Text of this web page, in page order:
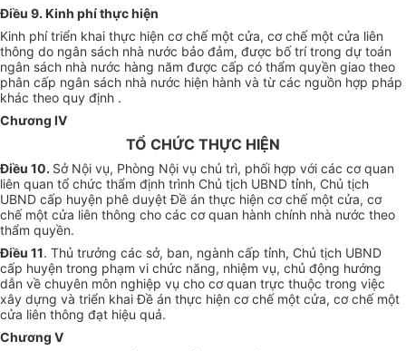
Điều 9. Kinh phí thực hiện
Kinh phí triển khai thực hiện cơ chế một cửa, cơ chế một cửa liên
thông do ngân sách nhà nước bảo đảm, được bố trí trong dự toán
ngân sách nhà nước hàng năm được cấp có thẩm quyền giao theo
phân cấp ngân sách nhà nước hiện hành và từ các nguồn hợp pháp
khác theo quy định .
Chương IV
TỔ CHỨC THỰC HIỆN
Điều 10. Sở Nội vụ, Phòng Nội vụ chủ trì, phối hợp với các cơ quan
liên quan tổ chức thẩm định trình Chủ tịch UBND tỉnh, Chủ tịch
UBND cấp huyện phê duyệt Đề án thực hiện cơ chế một cửa, cơ
chế một cửa liên thông cho các cơ quan hành chính nhà nước theo
thẩm quyền.
Điều 11. Thủ trưởng các sở, ban, ngành cấp tỉnh, Chủ tịch UBND
cấp huyện trong phạm vi chức năng, nhiệm vụ, chủ động hướng
dẫn về chuyên môn nghiệp vụ cho cơ quan trực thuộc trong việc
xây dựng và triển khai Đề án thực hiện cơ chế một cửa, cơ chế một
cửa liên thông đạt hiệu quả.
Chương V